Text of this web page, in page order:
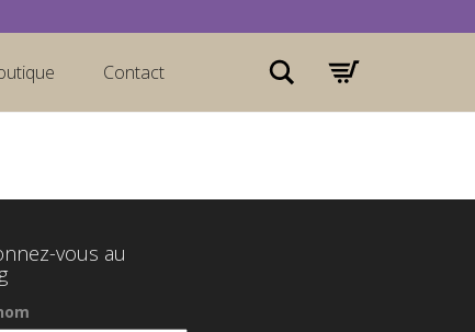
Contact Rechercher
vous au